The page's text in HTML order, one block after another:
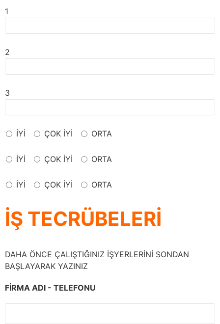
1
2
3
İYİ ÇOK İYİ ORTA
İYİ ÇOK İYİ ORTA
İYİ ÇOK İYİ ORTA
İŞ TECRÜBELERİ
DAHA ÖNCE ÇALIŞTIĞINIZ İŞYERLERİNİ SONDAN
BAŞLAYARAK YAZINIZ
FİRMA ADI - TELEFONU